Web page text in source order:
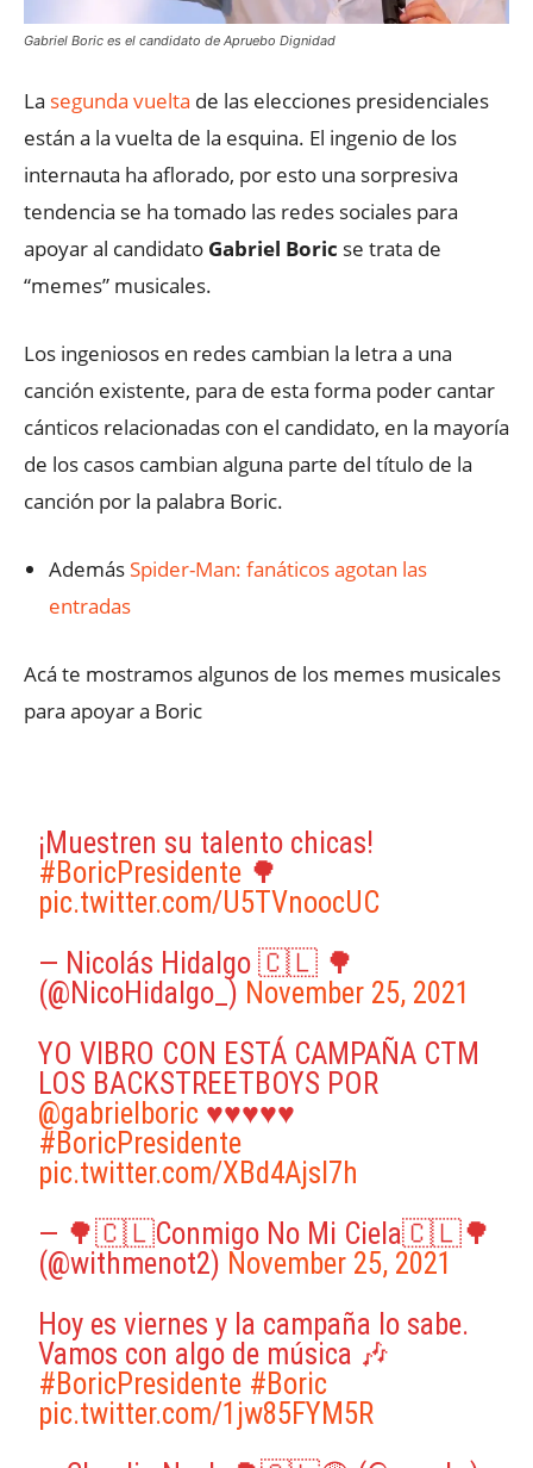
Gabriel Boric es el candidato de Apruebo Dignidad
La segunda vuelta de las elecciones presidenciales
están a la vuelta de la esquina. El ingenio de los
internauta ha aflorado, por esto una sorpresiva
tendencia se ha tomado las redes sociales para
apoyar al candidato Gabriel Boric se trata de
“memes” musicales.
Los ingeniosos en redes cambian la letra a una
canción existente, para de esta forma poder cantar
cánticos relacionadas con el candidato, en la mayoría
de los casos cambian alguna parte del título de la
canción por la palabra Boric.
AdemásSpider-Man: fanáticos agotan las
entradas
Acá te mostramos algunos de los memes musicales
para apoyar a Boric
¡Muestren su talento chicas!
#BoricPresidente 🌳
pic.twitter.com/U5TVnoocUC
— Nicolás Hidalgo 🇨🇱 🌳
(@NicoHidalgo_) November 25, 2021
YO VIBRO CON ESTÁ CAMPAÑA CTM
LOS BACKSTREETBOYS POR
@gabrielboric ♥️♥️♥️♥️♥️
#BoricPresidente
pic.twitter.com/XBd4Ajsl7h
— 🌳🇨🇱Conmigo No Mi Ciela🇨🇱🌳
(@withmenot2) November 25, 2021
Hoy es viernes y la campaña lo sabe.
Vamos con algo de música 🎶
#BoricPresidente #Boric
pic.twitter.com/1jw85FYM5R